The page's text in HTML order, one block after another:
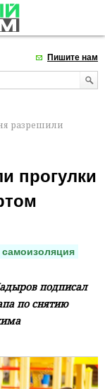
Пишите нам
разрешили
прогулки
самоизоляция
подписал
по снятию